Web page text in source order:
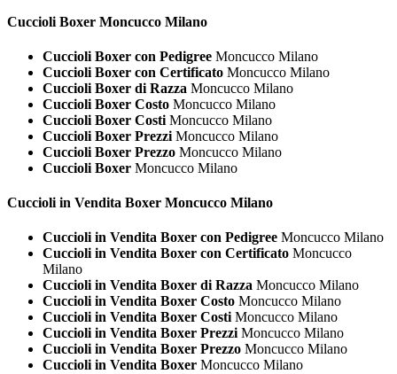
Cuccioli Boxer Moncucco Milano
Cuccioli Boxer con Pedigree Moncucco Milano
Cuccioli Boxer con Certificato Moncucco Milano
Cuccioli Boxer di Razza Moncucco Milano
Cuccioli Boxer Costo Moncucco Milano
Cuccioli Boxer Costi Moncucco Milano
Cuccioli Boxer Prezzi Moncucco Milano
Cuccioli Boxer Prezzo Moncucco Milano
Cuccioli Boxer Moncucco Milano
Cuccioli in Vendita Boxer Moncucco Milano
Cuccioli in Vendita Boxer con Pedigree Moncucco Milano
Cuccioli in Vendita Boxer con Certificato Moncucco
Milano
Cuccioli in Vendita Boxer di Razza Moncucco Milano
Cuccioli in Vendita Boxer Costo Moncucco Milano
Cuccioli in Vendita Boxer Costi Moncucco Milano
Cuccioli in Vendita Boxer Prezzi Moncucco Milano
Cuccioli in Vendita Boxer Prezzo Moncucco Milano
Cuccioli in Vendita Boxer Moncucco Milano